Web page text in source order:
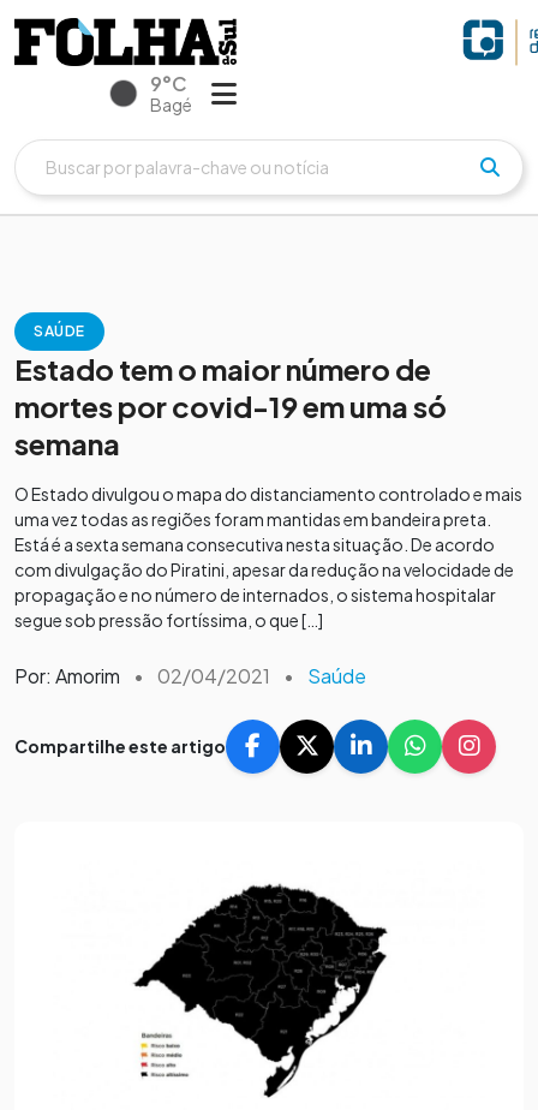
9°C
Bagé
SAÚDE
Estado tem o maior número de
mortes por covid-19 em uma só
semana
O Estado divulgou o mapa do distanciamento controlado e mais
uma vez todas as regiões foram mantidas em bandeira preta.
Está é a sexta semana consecutiva nesta situação. De acordo
com divulgação do Piratini, apesar da redução na velocidade de
propagação e no número de internados, o sistema hospitalar
segue sob pressão fortíssima, o que […]
Por: Amorim • 02/04/2021 • Saúde
Compartilhe este artigo